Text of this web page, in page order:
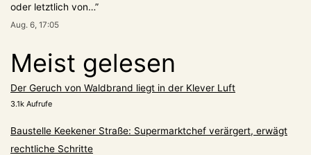
oder letztlich von…”
Aug. 6, 17:05
Meist gelesen
Der Geruch von Waldbrand liegt in der Klever Luft
3.1k Aufrufe
Baustelle Keekener Straße: Supermarktchef verärgert, erwägt
rechtliche Schritte